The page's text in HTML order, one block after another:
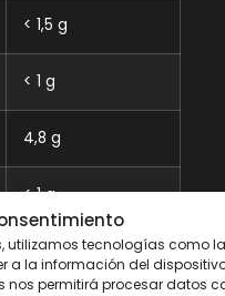
utilizamos tecnologías como
la información del
permitirá procesar datos
< 1,5 g
< 1 g
4,8 g
< 1 g
11,2 g